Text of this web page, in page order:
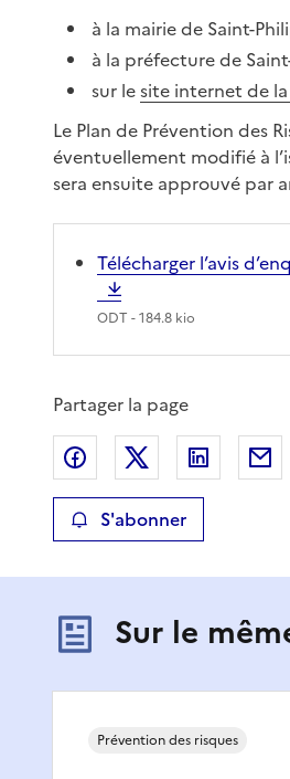
à la mairie de Saint-
à la préfecture de
sur lesite internet de
Le Plan de Prévention des
éventuellement modifié à
sera ensuite approuvé par
Télécharger l’avis
ODT - 184.8 kio
Partager la page
Partager sur Facebook
Partager sur X
S'abonner
Sur le
Prévention des risques